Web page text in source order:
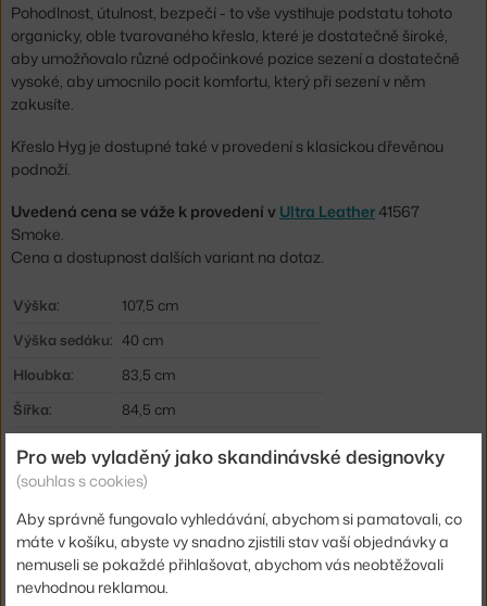
Pohodlnost, útulnost, bezpečí - to vše vystihuje podstatu tohoto
organicky, oble tvarovaného křesla, které je dostatečně široké,
aby umožňovalo různé odpočinkové pozice sezení a dostatečně
vysoké, aby umocnilo pocit komfortu, který při sezení v něm
zakusíte.
Křeslo Hyg je dostupné také v provedení s klasickou dřevěnou
podnoží.
Uvedená cena se váže k provedení v Ultra Leather41567
Smoke.
Cena a dostupnost dalších variant na dotaz.
Výška:
107,5 cm
Výška sedáku: 40 cm
Hloubka:
83,5 cm
Šířka:
84,5 cm
Barva:
koňak
Materiál:
kůže, hliník
Sedák:
čalouněný
Podnož:
kov, otočná
Pro web vyladěný jako skandinávské designovky
(souhlas s cookies)
Aby správně fungovalo vyhledávání, abychom si pamatovali, co
máte v košíku, abyste vy snadno zjistili stav vaší objednávky a
nemuseli se pokaždé přihlašovat, abychom vás neobtěžovali
nevhodnou reklamou.